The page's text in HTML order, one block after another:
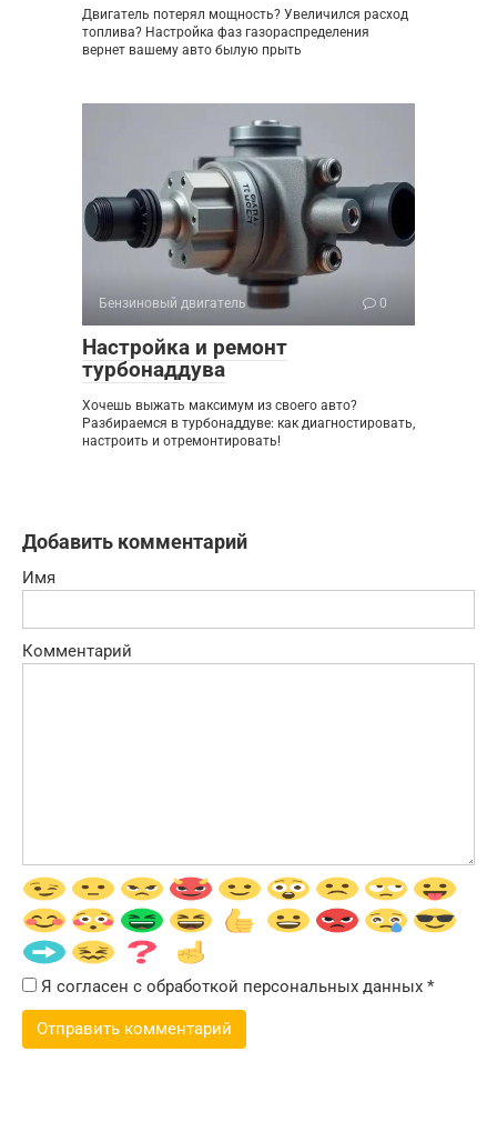
Двигатель потерял мощность? Увеличился расход
топлива? Настройка фаз газораспределения
вернет вашему авто былую прыть
Бензиновый двигатель 0
Настройка и ремонт
турбонаддува
Хочешь выжать максимум из своего авто?
Разбираемся в турбонаддуве: как диагностировать,
настроить и отремонтировать!
Добавить комментарий
Имя
Комментарий
Я согласен с обработкой персональных данных *